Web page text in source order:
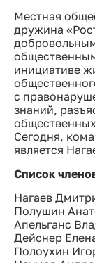
Местная
дружина
инициативе
с
знаний,
Сегодня,
является
Список
Нагаев
Полушин
Апельганс
Дейснер
Полоухин